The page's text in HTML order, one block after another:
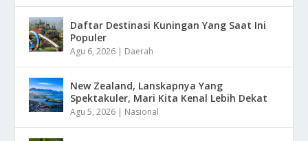
Daftar Destinasi Kuningan Yang Saat Ini
Populer
Agu 6, 2026 | Daerah
New Zealand, Lanskapnya Yang
Spektakuler, Mari Kita Kenal Lebih Dekat
Agu 5, 2026 | Nasional